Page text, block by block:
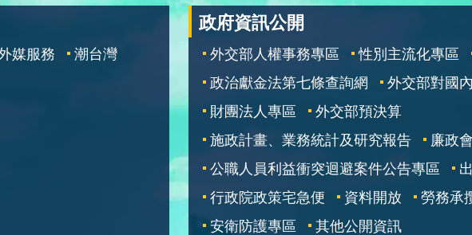
媒服務 潮台灣
政府資訊公開
外交部人權事務專區 性別主流化專區
政治獻金法第七條查詢網
外交部對國
財團法人專區
外交部預決算
施政計畫、業務統計及研究報告
廉政
公職人員利益衝突迴避案件公告專區
行政院政策宅急便
資料開放
勞務承
安衛防護專區
其他公開資訊